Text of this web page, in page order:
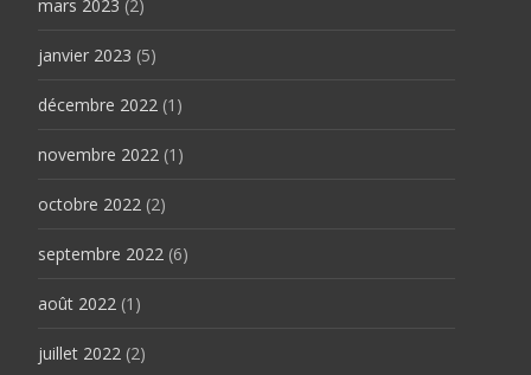
mars 2023 (2)
janvier 2023 (5)
décembre 2022 (1)
novembre 2022 (1)
octobre 2022 (2)
septembre 2022 (6)
août 2022 (1)
juillet 2022 (2)